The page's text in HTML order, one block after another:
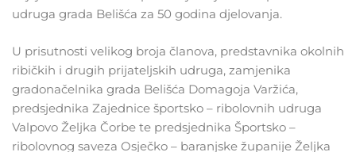
udruga grada Belišća za 50 godina djelovanja.
U prisutnosti velikog broja članova, predstavnika okolnih
ribičkih i drugih prijateljskih udruga, zamjenika
gradonačelnika grada Belišća Domagoja Varžića,
predsjednika Zajednice športsko – ribolovnih udruga
Valpovo Željka Čorbe te predsjednika Športsko –
ribolovnog saveza Osječko – baranjske županije Željka